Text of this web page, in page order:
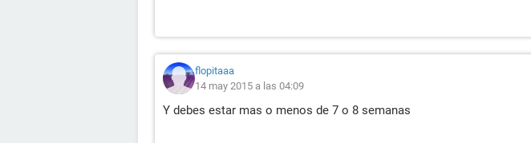
flopitaaa
14 may 2015 a las 04:09
Y debes estar mas o menos de 7 o 8 semanas